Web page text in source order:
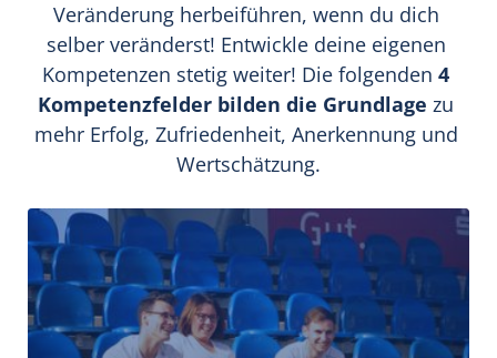
Veränderung herbeiführen, wenn du dich
selber veränderst! Entwickle deine eigenen
Kompetenzen stetig weiter! Die folgenden 4
Kompetenzfelder bilden die Grundlage zu
mehr Erfolg, Zufriedenheit, Anerkennung und
Wertschätzung.